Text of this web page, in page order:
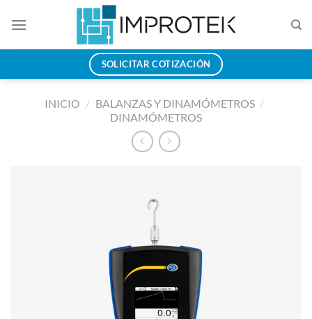
SOLICITAR COTIZACIÓN
INICIO / BALANZAS Y DINAMÓMETROS /
DINAMÓMETROS